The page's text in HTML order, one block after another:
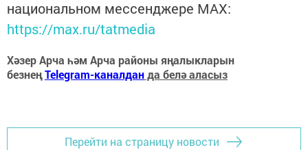
национальном мессенджере MАХ:
https://max.ru/tatmedia
Хәзер Арча һәм Арча районы яңалыкларын
безнеңTelegram-каналданда белә аласыз
Перейти на страницу новости